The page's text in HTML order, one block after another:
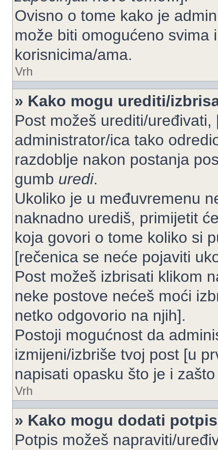
Ovisno o tome kako je
može biti omogućeno svima
korisnicima/ama.
Vrh
» Kako mogu urediti/
Post možeš urediti/
administrator/ica tako
razdoblje nakon postanja
gumb uredi.
Ukoliko je u međuvremenu
naknadno urediš, primijetit
koja govori o tome koliko si
[rečenica se neće pojaviti
Post možeš izbrisati klikom
neke postove nećeš moći
netko odgovorio na njih].
Postoji mogućnost da
izmijeni/izbriše tvoj post [u
napisati opasku što je i
Vrh
» Kako mogu dodati
Potpis možeš napraviti/